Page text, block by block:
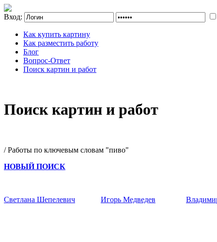
Вход:
Как купить картину
Как разместить работу
Блог
Вопрос-Ответ
Поиск картин и работ
Поиск картин и работ
/ Работы по ключевым словам "пиво"
НОВЫЙ ПОИСК
Светлана Шепелевич Игорь Медведев